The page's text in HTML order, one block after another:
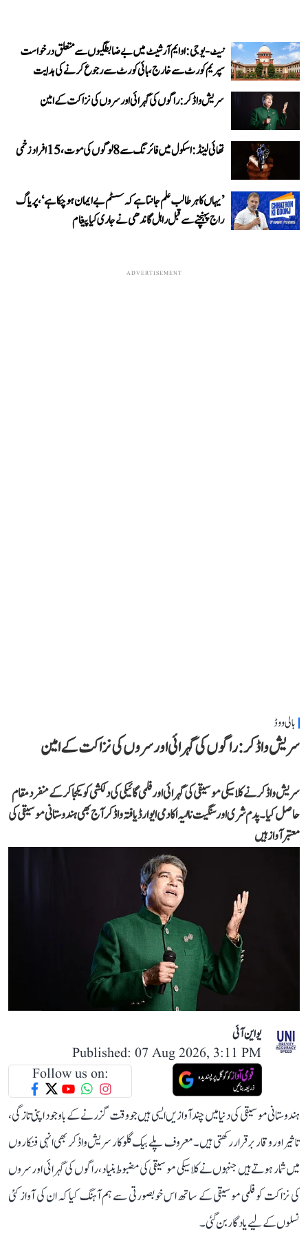
نیٹ-یو جی: او ایم آر شیٹ میں بے ضابطگیوں سے متعلق درخواست
سپریم کورٹ سے خارج، ہائی کورٹ سے رجوع کرنے کی ہدایت
سریش واڈکر: راگوں کی گہرائی اور سروں کی نزاکت کے امین
تھائی لینڈ: اسکول میں فائرنگ سے 8 لوگوں کی موت، 15 افراد زخمی
’یہاں کا ہر طالب علم جانتا ہے کہ سسٹم بے ایمان ہو چکا ہے‘، پریاگ
راج پہنچنے سے قبل راہل گاندھی نے جاری کیا پیغام
ADVERTISEMENT
بالی ووڈ
سریش واڈکر: راگوں کی گہرائی اور سروں کی نزاکت کے امین
سریش واڈکر نے کلاسیکی موسیقی کی گہرائی اور فلمی گائیکی کی دلکشی کو یکجا کر کے منفرد مقام
حاصل کیا۔ پدم شری اور سنگیت ناٹیہ اکادمی ایوارڈ یافتہ واڈکر آج بھی ہندوستانی موسیقی کی
معتبر آواز ہیں
یو این آئی
Published: 07 Aug 2026, 3:11 PM
Follow us on:
ہندوستانی موسیقی کی دنیا میں چند آوازیں ایسی ہیں جو وقت گزرنے کے باوجود اپنی تازگی،
تاثیر اور وقار برقرار رکھتی ہیں۔ معروف پلے بیک گلوکار سریش واڈکر بھی انہی فنکاروں
میں شمار ہوتے ہیں جنہوں نے کلاسیکی موسیقی کی مضبوط بنیاد، راگوں کی گہرائی اور سروں
کی نزاکت کو فلمی موسیقی کے ساتھ اس خوبصورتی سے ہم آہنگ کیا کہ ان کی آواز کئی
نسلوں کے لیے یادگار بن گئی۔